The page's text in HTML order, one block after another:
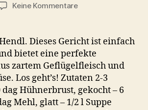
Keine Kommentarezu
mit
Bröselknödel
–
Wärmendes
Wintergericht
Dieses Gericht ist einfach
bietet eine perfekte
zartem Geflügelfleisch und
Los geht’s! Zutaten 2-3
Hühnerbrust, gekocht – 6
Mehl, glatt – 1/2 l Suppe